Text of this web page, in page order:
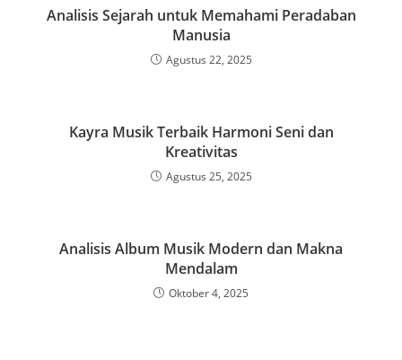
Analisis Sejarah untuk Memahami Peradaban
Manusia
Agustus 22, 2025
Kayra Musik Terbaik Harmoni Seni dan
Kreativitas
Agustus 25, 2025
Analisis Album Musik Modern dan Makna
Mendalam
Oktober 4, 2025